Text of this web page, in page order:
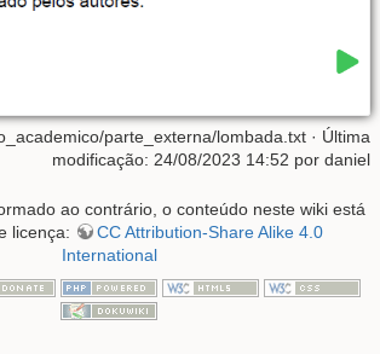
parte_externa/lombada.txt · Última
modificação: 24/08/2023 14:52 por daniel
ao contrário, o conteúdo neste wiki está
licença:
CC Attribution-Share Alike 4.0
International